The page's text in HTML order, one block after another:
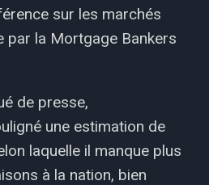
sur les marchés
par la Mortgage Bankers
de presse,
une estimation de
laquelle il manque plus
à la nation, bien